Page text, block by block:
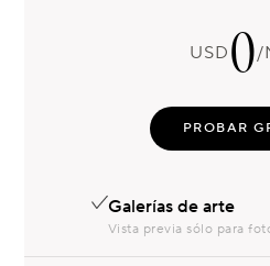
USD 0/
PROBAR
Galerías de arte
Vista previa sólo para